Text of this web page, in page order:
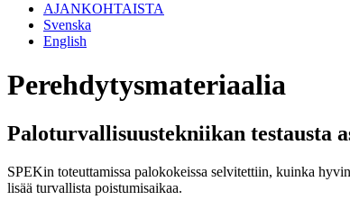
AJANKOHTAISTA
Svenska
English
Perehdytysmateriaalia
Paloturvallisuustekniikan testausta
SPEKin toteuttamissa palokokeissa selvitettiin, kuinka
lisää turvallista poistumisaikaa.